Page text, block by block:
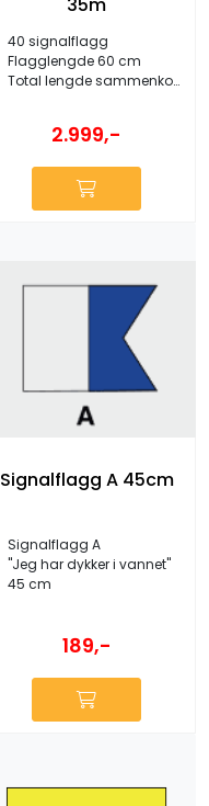
40 signalflagg
Flagglengde 60 cm
Total lengde sammenkoblet 33-35 meter
2.999,-
Signalflagg A 45cm
Signalflagg A
''Jeg har dykker i vannet''
45 cm
189,-